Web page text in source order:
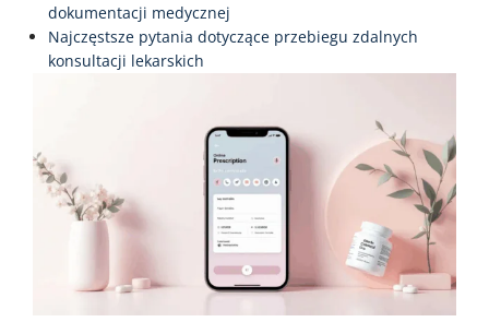
dokumentacji medycznej
Najczęstsze pytania dotyczące przebiegu zdalnych
konsultacji lekarskich